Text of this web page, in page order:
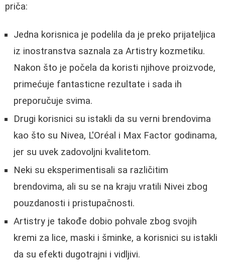
priča:
Jedna korisnica je podelila da je preko prijateljica
iz inostranstva saznala za Artistry kozmetiku.
Nakon što je počela da koristi njihove proizvode,
primećuje fantasticne rezultate i sada ih
preporučuje svima.
Drugi korisnici su istakli da su verni brendovima
kao što su Nivea, L'Oréal i Max Factor godinama,
jer su uvek zadovoljni kvalitetom.
Neki su eksperimentisali sa različitim
brendovima, ali su se na kraju vratili Nivei zbog
pouzdanosti i pristupačnosti.
Artistry je takođe dobio pohvale zbog svojih
kremi za lice, maski i šminke, a korisnici su istakli
da su efekti dugotrajni i vidljivi.